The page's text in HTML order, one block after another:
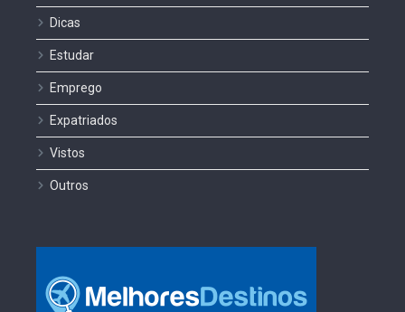
Dicas
Estudar
Emprego
Expatriados
Vistos
Outros